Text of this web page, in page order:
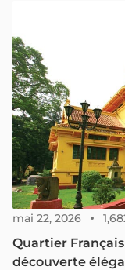
Mékong. Des
Laos offre un
Qu'est-ce qui
d'histoire et
l'architecture
patrimoine.
mai 22, 2026
Quartier
découverte